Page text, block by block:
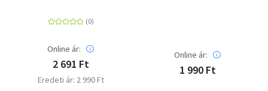
Online ár:
2 691 Ft
Eredeti ár: 2 990 Ft
Online ár:
1 990 Ft